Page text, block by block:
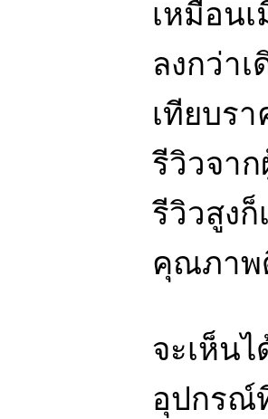
เหมือน
ลงกว่า
เทียบร
รีวิวจา
รีวิวสูง
คุณภาพ
จะเห็นไ
อุปกรณ์